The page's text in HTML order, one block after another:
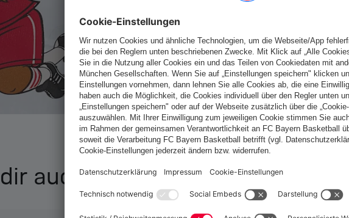
auch gefallen
Möchtest du im StoreDeutschlandbleiben?
Ja,Deutschland, um dorthin zu liefern!